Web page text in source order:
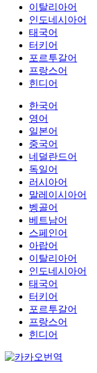
이탈리아어
인도네시아어
태국어
터키어
포르투갈어
프랑스어
힌디어
한국어
영어
일본어
중국어
네덜란드어
독일어
러시아어
말레이시아어
벵골어
베트남어
스페인어
아랍어
이탈리아어
인도네시아어
태국어
터키어
포르투갈어
프랑스어
힌디어